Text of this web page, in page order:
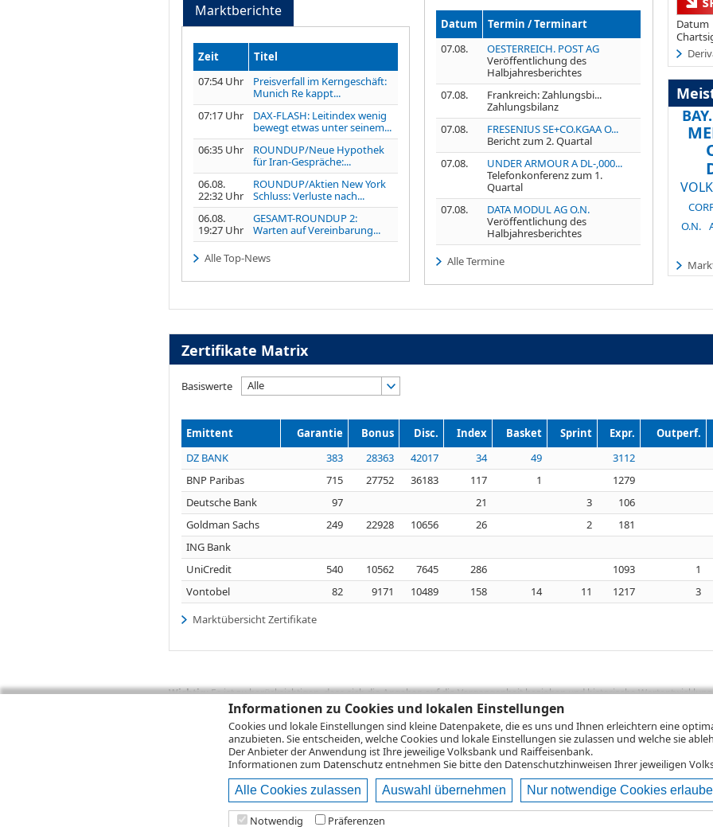
Informationen zu Cookies und lokalen Einstellungen
Cookies und lokale Einstellungen sind kleine Datenpakete, die es uns und Ihnen erleichtern eine
anzubieten. Sie entscheiden, welche Cookies und lokale Einstellungen sie zulassen und welche sie
Der Anbieter der Anwendung ist Ihre jeweilige Volksbank und Raiffeisenbank.
Informationen zum Datenschutzentnehmen Sie bitte den Datenschutzhinweisen Ihrer jeweiligen
Alle Cookies zulassen Auswahl übernehmen Nur notwendige Cookies
Notwendig Präferenzen
Marktberichte
Zeit
Titel
07:54 Uhr
Preisverfall im Kerngeschäft:
Munich Re kappt...
07:17 Uhr
DAX-FLASH: Leitindex wenig
bewegt etwas unter seinem...
06:35 Uhr
ROUNDUP/Neue Hypothek
für Iran-Gespräche:...
06.08.
22:32 Uhr
ROUNDUP/Aktien New York
Schluss: Verluste nach...
06.08.
19:27 Uhr
GESAMT-ROUNDUP 2:
Warten auf Vereinbarung...
Alle Top-News
Datum
Termin / Terminart
07.08.
OESTERREICH. POST AG
Veröffentlichung des
Halbjahresberichtes
07.08.
Frankreich: Zahlungsbi...
Zahlungsbilanz
07.08.
FRESENIUS SE+CO.KGAA O...
Bericht zum 2. Quartal
07.08.
UNDER ARMOUR A DL-,000...
Telefonkonferenz zum 1.
Quartal
07.08.
DATA MODUL AG O.N.
Veröffentlichung des
Halbjahresberichtes
Alle Termine
Datum
O.N.
Zertifikate Matrix
Basiswerte Alle
Emittent Garantie Bonus Disc. Index Basket Sprint Expr. Outperf.
DZ BANK
383 28363 42017 34 49 3112
BNP Paribas
715 27752 36183 117 1 1279
Deutsche Bank
97 21 3
106
Goldman Sachs
249 22928 10656 26 2 181
ING Bank
UniCredit
540 10562 7645 286 1093 1
Vontobel
82 9171 10489 158 14 11 1217 3
Marktübersicht Zertifikate
Wichtig:Es ist zu berücksichtigen, dass sich die Angaben auf die Vergangenheit beziehen und historische
zukünftige Ergebnisse darstellen. Bei Performanceangaben handelt es sich stets um Bruttowertangaben. Bei
Provisionen, Gebühren und andere Entgelte), die beim Erwerb von Wertpapieren in der Regel anfallen, nicht berücksichtigt.
Depotgebühren hinzu. Mit dem Wertentwicklungsrechner können Sie auf den einzelnen Wertpapierseiten Ihre individuell
Performance, die sich unter Berücksichtigung sämtlicher Transaktionskosten und etwaigen Depotgebühren ergibt,
kann die Rendite zudem infolge von Währungsschwankungen steigen oder fallen.
DZ BANK AGBitte beachten Sie dieNutzungsbedingungen Impressum Datenschutz
Hilfe